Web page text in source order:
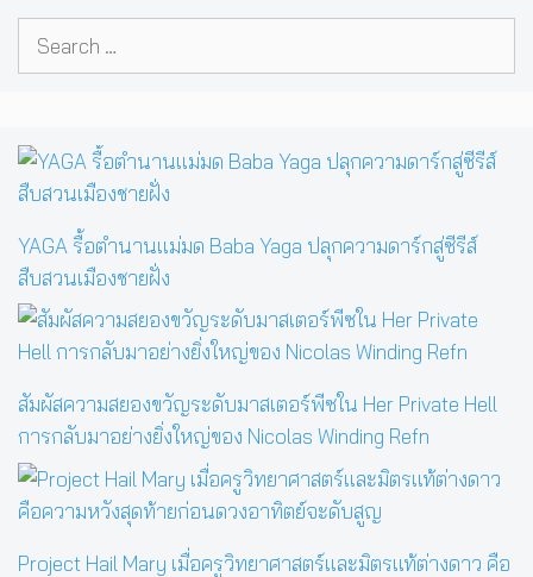
Search
YAGA รื้อตำนานแม่มด Baba Yaga ปลุกความดาร์กสู่ซีรีส์
สืบสวนเมืองชายฝั่ง
สัมผัสความสยองขวัญระดับมาสเตอร์พีซใน Her Private Hell
การกลับมาอย่างยิ่งใหญ่ของ Nicolas Winding Refn
Project Hail Mary เมื่อครูวิทยาศาสตร์และมิตรแท้ต่างดาว คือ